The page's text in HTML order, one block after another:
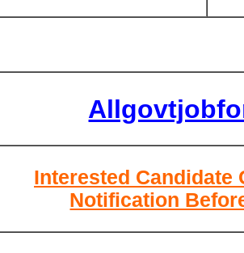
Interested Candidate
Notification